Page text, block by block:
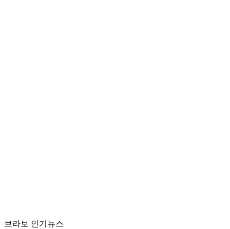
브라보 인기뉴스